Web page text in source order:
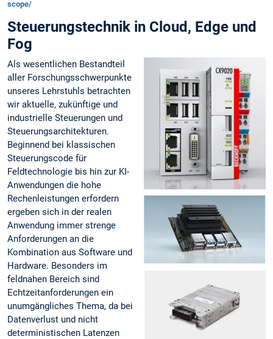
scope/
Steuerungstechnik in Cloud, Edge und
Fog
Als wesentlichen Bestandteil
aller Forschungsschwerpunkte
unseres Lehrstuhls betrachten
wir aktuelle, zukünftige und
industrielle Steuerungen und
Steuerungsarchitekturen.
Beginnend bei klassischen
Steuerungscode für
Feldtechnologie bis hin zur KI-
Anwendungen die hohe
Rechenleistungen erfordern
ergeben sich in der realen
Anwendung immer strenge
Anforderungen an die
Kombination aus Software und
Hardware. Besonders im
feldnahen Bereich sind
Echtzeitanforderungen ein
unumgängliches Thema, da bei
Datenverlust und nicht
deterministischen Latenzen